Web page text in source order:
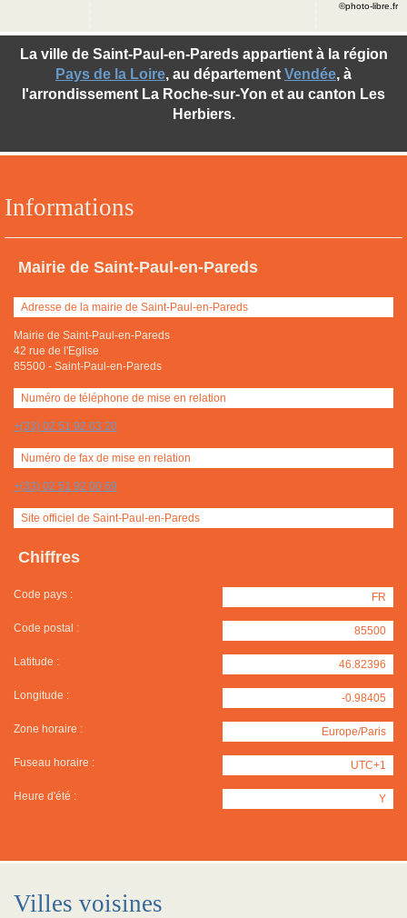
Informations
Mairie de Saint-Paul-en-Pareds
Adresse de la mairie de Saint-Paul-en-Pareds
Mairie de Saint-Paul-en-Pareds
42 rue de l'Eglise
85500 - Saint-Paul-en-Pareds
Numéro de téléphone de mise en relation
+(33) 02 51 92 03 20
Numéro de fax de mise en relation
+(33) 02 51 92 00 69
Site officiel de Saint-Paul-en-Pareds
Chiffres
Code pays : FR
Code postal : 85500
Latitude : 46.82396
Longitude : -0.98405
Zone horaire : Europe/Paris
Fuseau horaire : UTC+1
Heure d'été : Y
La ville de Saint-Paul-en-Pareds appartient à la région
Pays de la Loire, au département Vendée, à
l'arrondissement La Roche-sur-Yon et au canton Les
Herbiers.
©photo-libre.fr
Villes voisines